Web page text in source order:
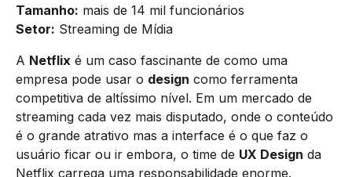
Tamanho: mais de 14 mil funcionários
Setor: Streaming de Mídia
A Netflix é um caso fascinante de como uma
empresa pode usar o design como ferramenta
competitiva de altíssimo nível. Em um mercado de
streaming cada vez mais disputado, onde o conteúdo
é o grande atrativo mas a interface é o que faz o
usuário ficar ou ir embora, o time de UX Design da
Netflix carrega uma responsabilidade enorme.